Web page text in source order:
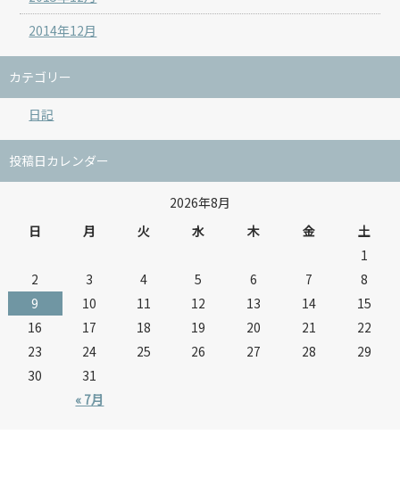
2014年12月
カテゴリー
日記
投稿日カレンダー
2026年8月
日
月 火 水 木 金 土
« 7月
1
2
3 4 5 6 7
8
9
10 11 12 13 14
15
16
17 18 19 20 21
22
23
24 25 26 27 28
29
30
31